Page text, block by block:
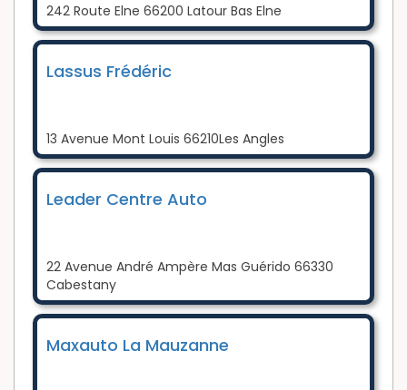
242 Route Elne 66200 Latour Bas Elne
Lassus Frédéric
13 Avenue Mont Louis 66210Les Angles
Leader Centre Auto
22 Avenue André Ampère Mas Guérido 66330
Cabestany
Maxauto La Mauzanne